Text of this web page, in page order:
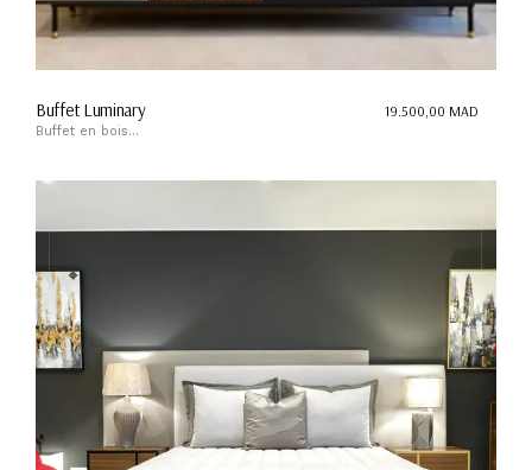
Buffet Luminary
Buffet en bois...
19.500,00 MAD